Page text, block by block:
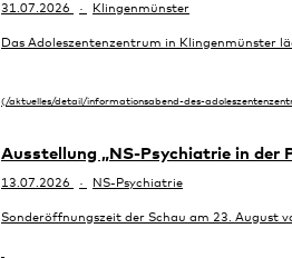
31.07.2026 Klingenmünster
Das Adoleszentenzentrum in Klingenmünster
Ausstellung „NS-Psychiatrie in der
13.07.2026 NS-Psychiatrie
Sonderöffnungszeit der Schau am 23. August